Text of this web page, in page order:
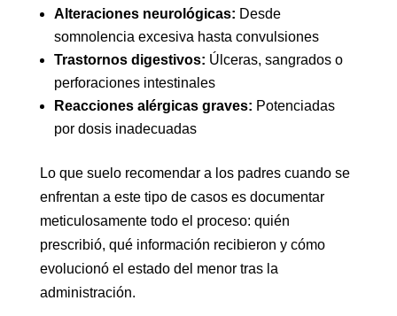
Alteraciones neurológicas: Desde
somnolencia excesiva hasta convulsiones
Trastornos digestivos: Úlceras, sangrados o
perforaciones intestinales
Reacciones alérgicas graves: Potenciadas
por dosis inadecuadas
Lo que suelo recomendar a los padres cuando se
enfrentan a este tipo de casos es documentar
meticulosamente todo el proceso: quién
prescribió, qué información recibieron y cómo
evolucionó el estado del menor tras la
administración.